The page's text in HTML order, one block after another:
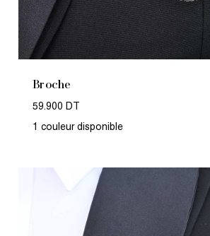
Broche
59.900 DT
1 couleur disponible